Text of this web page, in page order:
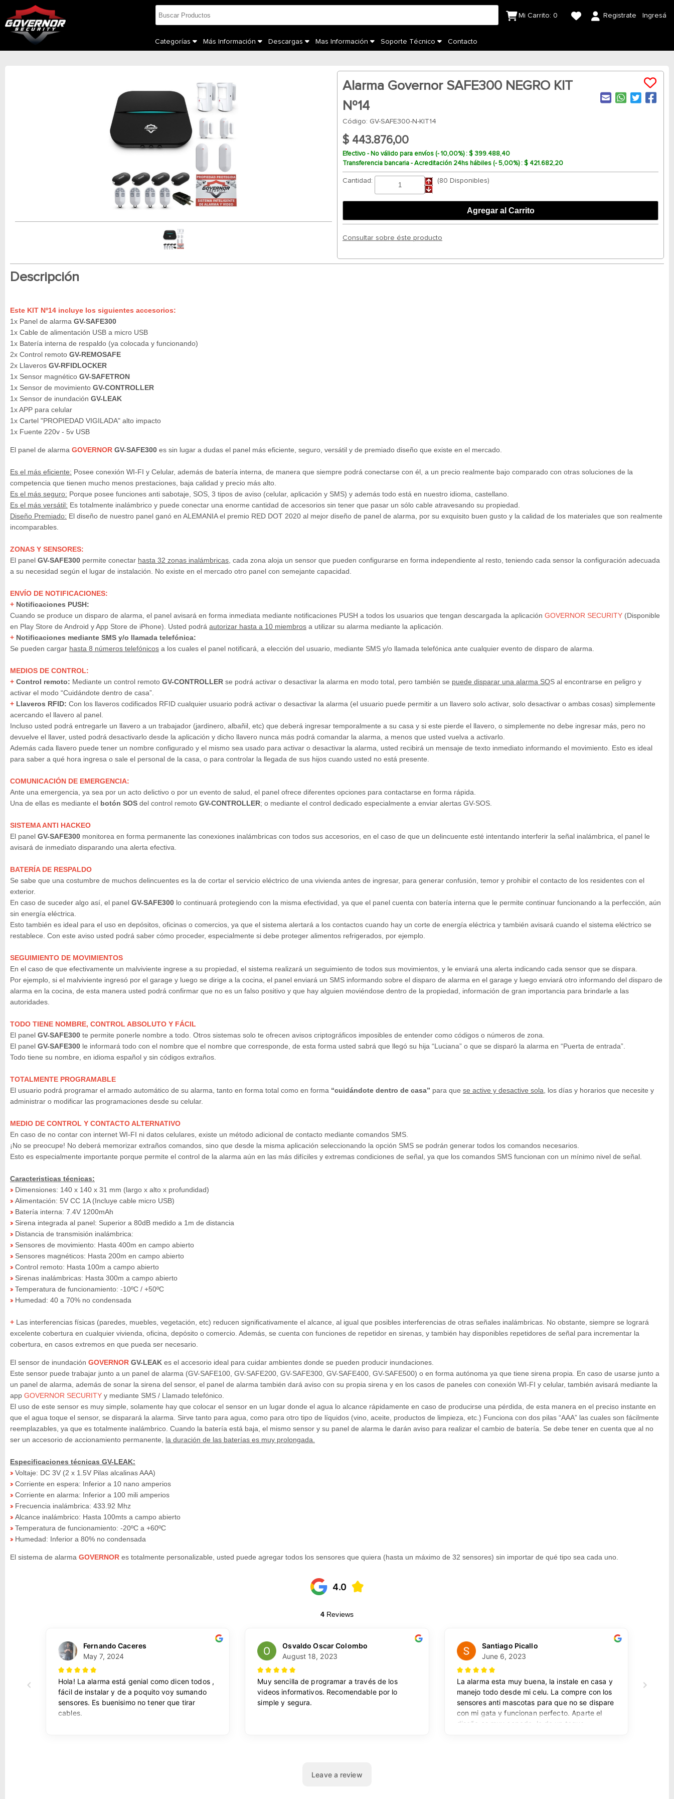
Mi Carrito: 0 Registrate Ingresá
Categorías Más Información Descargas Mas Información Soporte Técnico Contacto
Alarma Governor SAFE300 NEGRO KIT
Nº14
Código: GV-SAFE300-N-KIT14
$ 443.876,00
Efectivo - No válido para envíos (- 10,00%) : $ 399.488,40
Transferencia bancaria - Acreditación 24hs hábiles (- 5,00%) : $ 421.682,20
Cantidad: (80 Disponibles)
Consultar sobre éste producto
Descripción
Este KIT Nº14 incluye los siguientes accesorios:
1x Panel de alarma GV-SAFE300
1x Cable de alimentación USB a micro USB
1x Batería interna de respaldo (ya colocada y funcionando)
2x Control remoto GV-REMOSAFE
2x Llaveros GV-RFIDLOCKER
1x Sensor magnético GV-SAFETRON
1x Sensor de movimiento GV-CONTROLLER
1x Sensor de inundación GV-LEAK
1x APP para celular
1x Cartel "PROPIEDAD VIGILADA" alto impacto
1x Fuente 220v - 5v USB
El panel de alarma GOVERNOR GV-SAFE300 es sin lugar a dudas el panel más eficiente, seguro, versátil y de premiado diseño que existe en el mercado.
Es el más eficiente: Posee conexión WI-FI y Celular, además de batería interna, de manera que siempre podrá conectarse con él, a un precio realmente bajo comparado con otras soluciones de la
competencia que tienen mucho menos prestaciones, baja calidad y precio más alto.
Es el más seguro: Porque posee funciones anti sabotaje, SOS, 3 tipos de aviso (celular, aplicación y SMS) y además todo está en nuestro idioma, castellano.
Es el más versátil: Es totalmente inalámbrico y puede conectar una enorme cantidad de accesorios sin tener que pasar un sólo cable atravesando su propiedad.
Diseño Premiado: El diseño de nuestro panel ganó en ALEMANIA el premio RED DOT 2020 al mejor diseño de panel de alarma, por su exquisito buen gusto y la calidad de los materiales que son realmente
incomparables.
ZONAS Y SENSORES:
El panel GV-SAFE300 permite conectar hasta 32 zonas inalámbricas, cada zona aloja un sensor que pueden configurarse en forma independiente al resto, teniendo cada sensor la configuración adecuada
a su necesidad según el lugar de instalación. No existe en el mercado otro panel con semejante capacidad.
ENVÍO DE NOTIFICACIONES:
+ Notificaciones PUSH:
Cuando se produce un disparo de alarma, el panel avisará en forma inmediata mediante notificaciones PUSH a todos los usuarios que tengan descargada la aplicación GOVERNOR SECURITY (Disponible
en Play Store de Android y App Store de iPhone). Usted podrá autorizar hasta a 10 miembros a utilizar su alarma mediante la aplicación.
+ Notificaciones mediante SMS y/o llamada telefónica:
Se pueden cargar hasta 8 números telefónicos a los cuales el panel notificará, a elección del usuario, mediante SMS y/o llamada telefónica ante cualquier evento de disparo de alarma.
MEDIOS DE CONTROL:
+ Control remoto: Mediante un control remoto GV-CONTROLLER se podrá activar o desactivar la alarma en modo total, pero también se puede disparar una alarma SOS al encontrarse en peligro y
activar el modo “Cuidándote dentro de casa”.
+ Llaveros RFID: Con los llaveros codificados RFID cualquier usuario podrá activar o desactivar la alarma (el usuario puede permitir a un llavero solo activar, solo desactivar o ambas cosas) simplemente
acercando el llavero al panel.
Incluso usted podrá entregarle un llavero a un trabajador (jardinero, albañil, etc) que deberá ingresar temporalmente a su casa y si este pierde el llavero, o simplemente no debe ingresar más, pero no
devuelve el llaver, usted podrá desactivarlo desde la aplicación y dicho llavero nunca más podrá comandar la alarma, a menos que usted vuelva a activarlo.
Además cada llavero puede tener un nombre configurado y el mismo sea usado para activar o desactivar la alarma, usted recibirá un mensaje de texto inmediato informando el movimiento. Esto es ideal
para saber a qué hora ingresa o sale el personal de la casa, o para controlar la llegada de sus hijos cuando usted no está presente.
COMUNICACIÓN DE EMERGENCIA:
Ante una emergencia, ya sea por un acto delictivo o por un evento de salud, el panel ofrece diferentes opciones para contactarse en forma rápida.
Una de ellas es mediante el botón SOS del control remoto GV-CONTROLLER; o mediante el control dedicado especialmente a enviar alertas GV-SOS.
SISTEMA ANTI HACKEO
El panel GV-SAFE300 monitorea en forma permanente las conexiones inalámbricas con todos sus accesorios, en el caso de que un delincuente esté intentando interferir la señal inalámbrica, el panel le
avisará de inmediato disparando una alerta efectiva.
BATERÍA DE RESPALDO
Se sabe que una costumbre de muchos delincuentes es la de cortar el servicio eléctrico de una vivienda antes de ingresar, para generar confusión, temor y prohibir el contacto de los residentes con el
exterior.
En caso de suceder algo así, el panel GV-SAFE300 lo continuará protegiendo con la misma efectividad, ya que el panel cuenta con batería interna que le permite continuar funcionando a la perfección, aún
sin energía eléctrica.
Esto también es ideal para el uso en depósitos, oficinas o comercios, ya que el sistema alertará a los contactos cuando hay un corte de energía eléctrica y también avisará cuando el sistema eléctrico se
restablece. Con este aviso usted podrá saber cómo proceder, especialmente si debe proteger alimentos refrigerados, por ejemplo.
SEGUIMIENTO DE MOVIMIENTOS
En el caso de que efectivamente un malviviente ingrese a su propiedad, el sistema realizará un seguimiento de todos sus movimientos, y le enviará una alerta indicando cada sensor que se dispara.
Por ejemplo, si el malviviente ingresó por el garage y luego se dirige a la cocina, el panel enviará un SMS informando sobre el disparo de alarma en el garage y luego enviará otro informando del disparo de
alarma en la cocina, de esta manera usted podrá confirmar que no es un falso positivo y que hay alguien moviéndose dentro de la propiedad, información de gran importancia para brindarle a las
autoridades.
TODO TIENE NOMBRE, CONTROL ABSOLUTO Y FÁCIL
El panel GV-SAFE300 te permite ponerle nombre a todo. Otros sistemas solo te ofrecen avisos criptográficos imposibles de entender como códigos o números de zona.
El panel GV-SAFE300 le informará todo con el nombre que el nombre que corresponde, de esta forma usted sabrá que llegó su hija “Luciana” o que se disparó la alarma en “Puerta de entrada”.
Todo tiene su nombre, en idioma español y sin códigos extraños.
TOTALMENTE PROGRAMABLE
El usuario podrá programar el armado automático de su alarma, tanto en forma total como en forma “cuidándote dentro de casa” para que se active y desactive sola, los días y horarios que necesite y
administrar o modificar las programaciones desde su celular.
MEDIO DE CONTROL Y CONTACTO ALTERNATIVO
En caso de no contar con internet WI-FI ni datos celulares, existe un método adicional de contacto mediante comandos SMS.
¡No se preocupe! No deberá memorizar extraños comandos, sino que desde la misma aplicación seleccionando la opción SMS se podrán generar todos los comandos necesarios.
Esto es especialmente importante porque permite el control de la alarma aún en las más difíciles y extremas condiciones de señal, ya que los comandos SMS funcionan con un mínimo nivel de señal.
Caracteristicas técnicas:
» Dimensiones: 140 x 140 x 31 mm (largo x alto x profundidad)
» Alimentación: 5V CC 1A (Incluye cable micro USB)
» Batería interna: 7.4V 1200mAh
» Sirena integrada al panel: Superior a 80dB medido a 1m de distancia
» Distancia de transmisión inalámbrica:
» Sensores de movimiento: Hasta 400m en campo abierto
» Sensores magnéticos: Hasta 200m en campo abierto
» Control remoto: Hasta 100m a campo abierto
» Sirenas inalámbricas: Hasta 300m a campo abierto
» Temperatura de funcionamiento: -10ºC / +50ºC
» Humedad: 40 a 70% no condensada
+ Las interferencias físicas (paredes, muebles, vegetación, etc) reducen significativamente el alcance, al igual que posibles interferencias de otras señales inalámbricas. No obstante, siempre se logrará
excelente cobertura en cualquier vivienda, oficina, depósito o comercio. Además, se cuenta con funciones de repetidor en sirenas, y también hay disponibles repetidores de señal para incrementar la
cobertura, en casos extremos en que pueda ser necesario.
El sensor de inundación GOVERNOR GV-LEAK es el accesorio ideal para cuidar ambientes donde se pueden producir inundaciones.
Este sensor puede trabajar junto a un panel de alarma (GV-SAFE100, GV-SAFE200, GV-SAFE300, GV-SAFE400, GV-SAFE500) o en forma autónoma ya que tiene sirena propia. En caso de usarse junto a
un panel de alarma, además de sonar la sirena del sensor, el panel de alarma también dará aviso con su propia sirena y en los casos de paneles con conexión WI-FI y celular, también avisará mediante la
app GOVERNOR SECURITY y mediante SMS / Llamado telefónico.
El uso de este sensor es muy simple, solamente hay que colocar el sensor en un lugar donde el agua lo alcance rápidamente en caso de producirse una pérdida, de esta manera en el preciso instante en
que el agua toque el sensor, se disparará la alarma. Sirve tanto para agua, como para otro tipo de líquidos (vino, aceite, productos de limpieza, etc.) Funciona con dos pilas “AAA” las cuales son fácilmente
reemplazables, ya que es totalmente inalámbrico. Cuando la batería está baja, el mismo sensor y su panel de alarma le darán aviso para realizar el cambio de batería. Se debe tener en cuenta que al no
ser un accesorio de accionamiento permanente, la duración de las baterías es muy prolongada.
Especificaciones técnicas GV-LEAK:
» Voltaje: DC 3V (2 x 1.5V Pilas alcalinas AAA)
» Corriente en espera: Inferior a 10 nano amperios
» Corriente en alarma: Inferior a 100 mili amperios
» Frecuencia inalámbrica: 433.92 Mhz
» Alcance inalámbrico: Hasta 100mts a campo abierto
» Temperatura de funcionamiento: -20ºC a +60ºC
» Humedad: Inferior a 80% no condensada
El sistema de alarma GOVERNOR es totalmente personalizable, usted puede agregar todos los sensores que quiera (hasta un máximo de 32 sensores) sin importar de qué tipo sea cada uno.